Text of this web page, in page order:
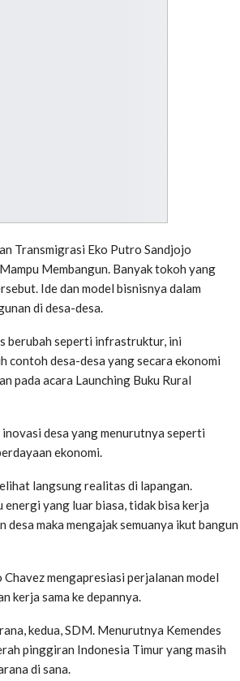
Transmigrasi Eko Putro Sandjojo
Membangun. Banyak tokoh yang
Ide dan model bisnisnya dalam
di desa-desa.
berubah seperti infrastruktur, ini
contoh desa-desa yang secara ekonomi
pada acara Launching Buku Rural
desa yang menurutnya seperti
ekonomi.
langsung realitas di lapangan.
energi yang luar biasa, tidak bisa kerja
maka mengajak semuanya ikut bangun
mengapresiasi perjalanan model
kerja sama ke depannya.
kedua, SDM. Menurutnya Kemendes
pinggiran Indonesia Timur yang masih
di sana.